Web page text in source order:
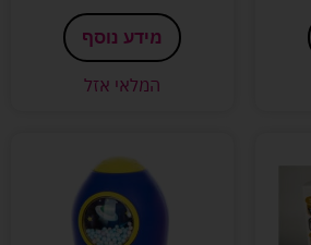
מידע נוסף
המלאי אזל